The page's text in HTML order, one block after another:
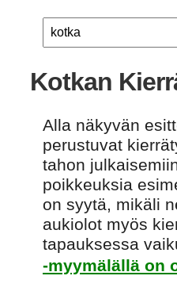
Kotkan
Alla näkyvän
perustuvat
tahon
poikkeuksia
on syytä, mikäli
aukiolot myös
tapauksessa
-myymälällä on